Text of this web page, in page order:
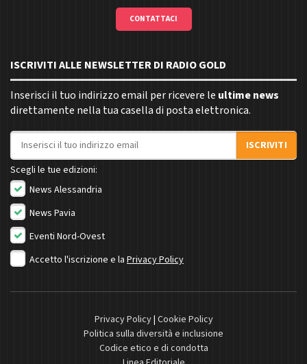
CONTATTACI
ISCRIVITI ALLE NEWSLETTER DI RADIO GOLD
Inserisci il tuo indirizzo email per ricevere le ultime news
direttamente nella tua casella di posta elettronica.
Indirizzo email
ISCRIVITI
Scegli le tue edizioni:
News Alessandria
News Pavia
Eventi Nord-Ovest
Accetto l'iscrizione e la Privacy Policy
Privacy Policy| Cookie Policy
Politica sulla diversità e inclusione
Codice etico e di condotta